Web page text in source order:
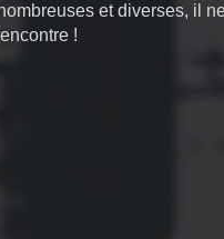
et diverses, il
!